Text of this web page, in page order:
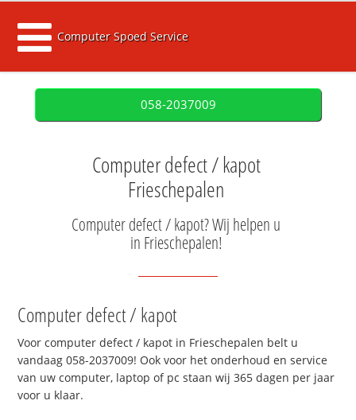
Computer Spoed Service
058-2037009
Computer defect / kapot
Frieschepalen
Computer defect / kapot? Wij helpen u
in Frieschepalen!
Computer defect / kapot
Voor computer defect / kapot in Frieschepalen belt u
vandaag 058-2037009! Ook voor het onderhoud en service
van uw computer, laptop of pc staan wij 365 dagen per jaar
voor u klaar.